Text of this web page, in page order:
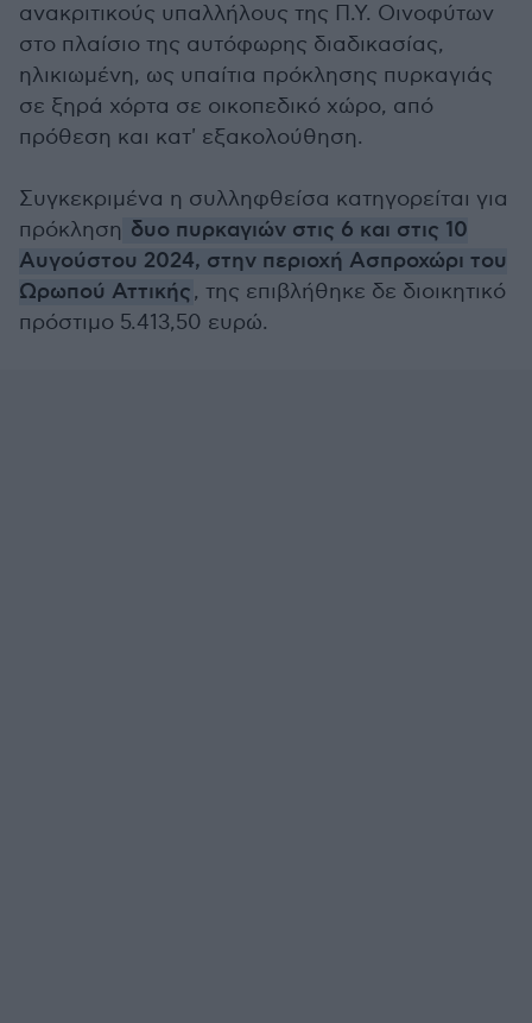
ανακριτικούς υπαλλήλους της Π.Υ. Οινοφύτων
στο πλαίσιο της αυτόφωρης διαδικασίας,
ηλικιωμένη, ως υπαίτια πρόκλησης πυρκαγιάς
σε ξηρά χόρτα σε οικοπεδικό χώρο, από
πρόθεση και κατ' εξακολούθηση.
Συγκεκριμένα η συλληφθείσα κατηγορείται για
πρόκληση δυο πυρκαγιών στις 6 και στις 10
Αυγούστου 2024, στην περιοχή Ασπροχώρι του
Ωρωπού Αττικής, της επιβλήθηκε δε διοικητικό
πρόστιμο 5.413,50 ευρώ.